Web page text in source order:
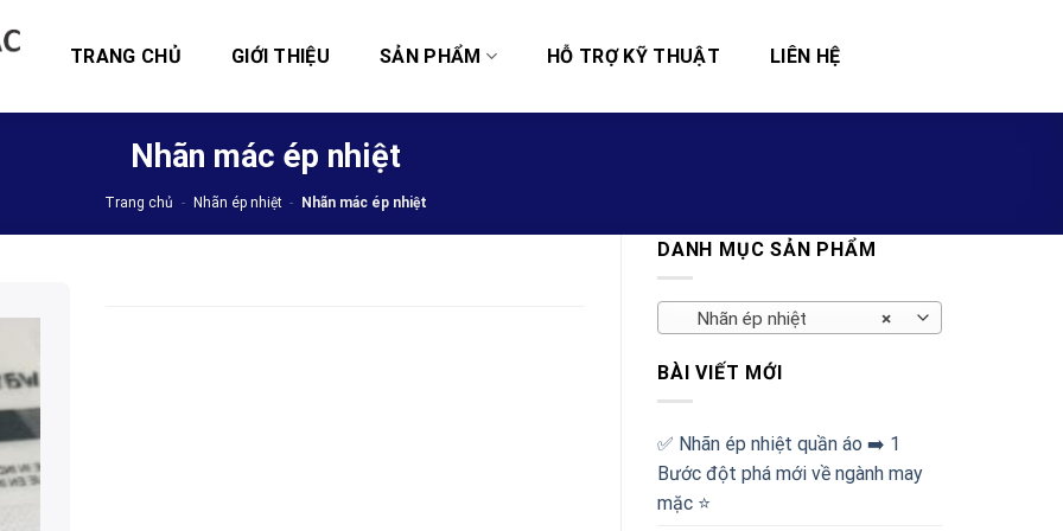
TRANG CHỦ GIỚI THIỆU SẢN PHẨM HỖ TRỢ KỸ THUẬT LIÊN HỆ
Nhãn mác ép nhiệt
Trang chủ - Nhãn ép nhiệt - Nhãn mác ép nhiệt
DANH MỤC SẢN PHẨM
×
Nhãn ép nhiệt
BÀI VIẾT MỚI
✅‪ Nhãn ép nhiệt quần áo ➡️ 1
Bước đột phá mới về ngành may
mặc ⭐️